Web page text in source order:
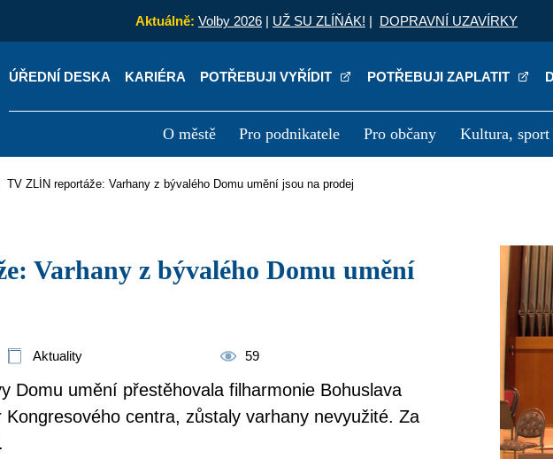
Aktuálně: Volby 2026 | UŽ SU ZLÍŇÁK! | DOPRAVNÍ UZAVÍRKY
ÚŘEDNÍ DESKA KARIÉRA POTŘEBUJI VYŘÍDIT POTŘEBUJI ZAPLATIT
O městě Pro podnikatele Pro občany Kultura, sport
Úřední deska Kariéra
TV ZLÍN reportáže: Varhany z bývalého Domu umění jsou na prodej
Aktuality 59
Domu umění přestěhovala filharmonie Bohuslava
centra, zůstaly varhany nevyužité. Za